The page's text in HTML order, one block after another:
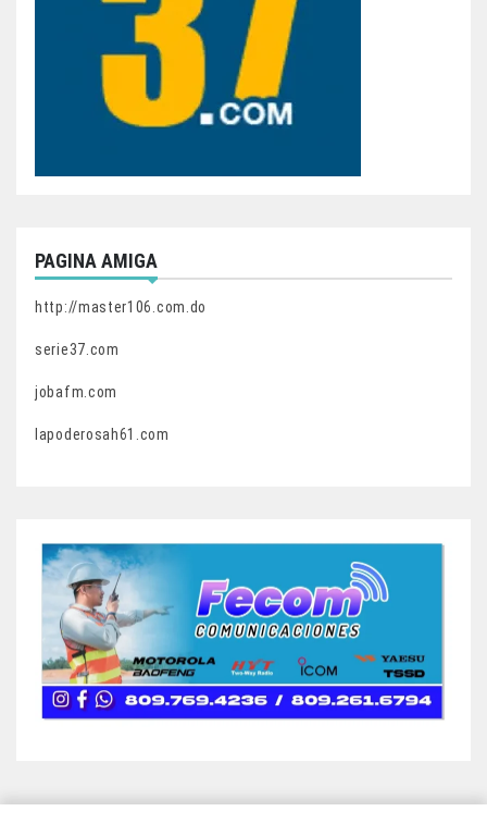
PAGINA AMIGA
http://master106.com.do
serie37.com
jobafm.com
lapoderosah61.com